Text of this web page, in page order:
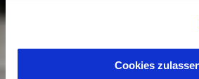
Cookies